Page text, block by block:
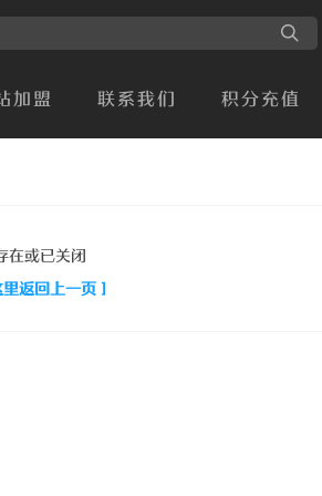
加盟 联系我们 积分充值
在或已关闭
里返回上一页 ]